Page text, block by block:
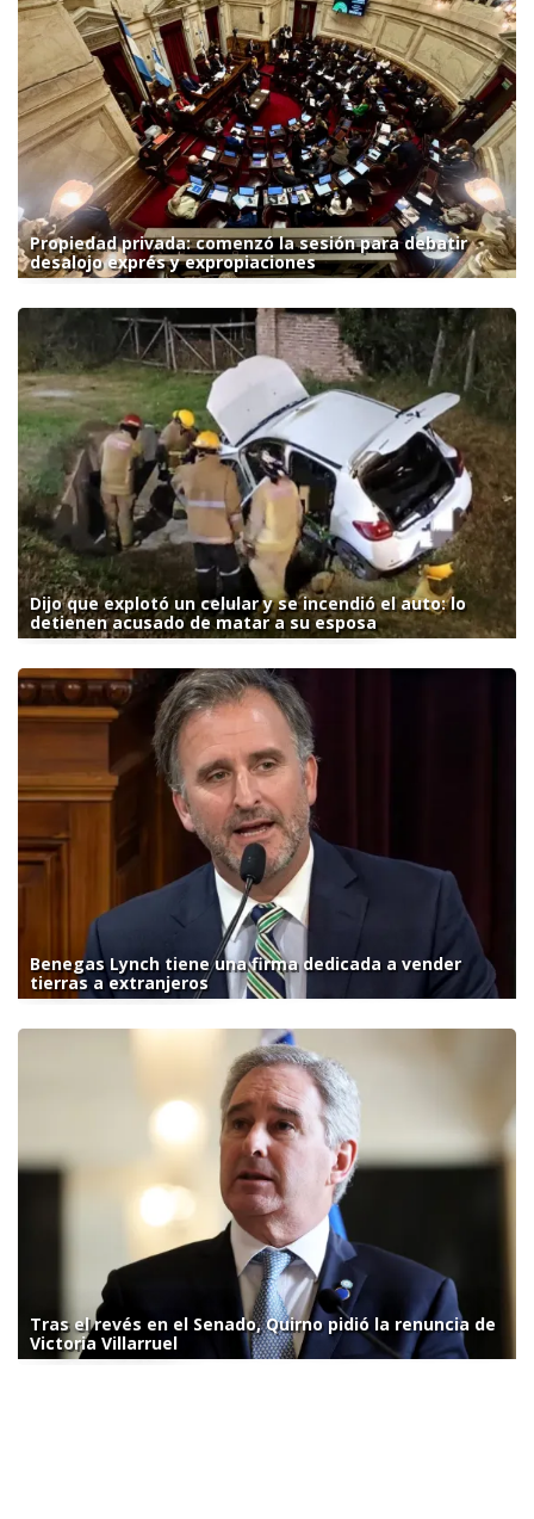
Propiedad privada: comenzó la sesión para debatir
desalojo exprés y expropiaciones
Dijo que explotó un celular y se incendió el auto: lo
detienen acusado de matar a su esposa
Benegas Lynch tiene una firma dedicada a vender
tierras a extranjeros
Tras el revés en el Senado, Quirno pidió la renuncia de
Victoria Villarruel